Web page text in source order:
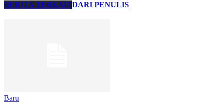
BERITA TERKAITDARI PENULIS
Baru